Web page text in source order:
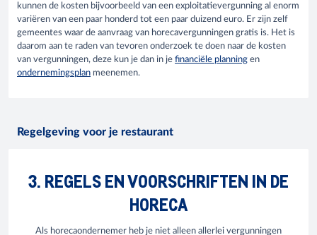
kunnen de kosten bijvoorbeeld van een exploitatievergunning al enorm
variëren van een paar honderd tot een paar duizend euro. Er zijn zelf
gemeentes waar de aanvraag van horecavergunningen gratis is. Het is
daarom aan te raden van tevoren onderzoek te doen naar de kosten
van vergunningen, deze kun je dan in je financiële planning en
ondernemingsplan meenemen.
Regelgeving voor je restaurant
3. REGELS EN VOORSCHRIFTEN IN DE
HORECA
Als horecaondernemer heb je niet alleen allerlei vergunningen